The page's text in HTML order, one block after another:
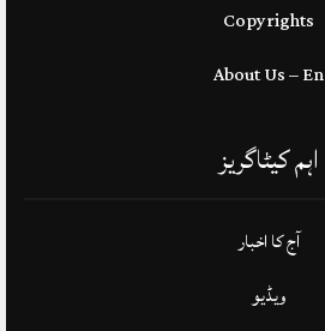
Copyrights
About Us – En
اہم کیٹاگریز
آج کا اخبار
ویڈیو